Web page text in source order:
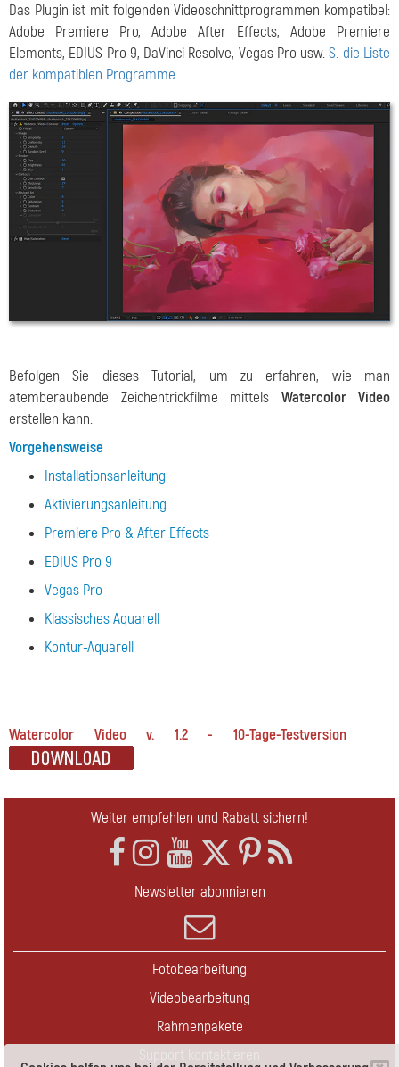
Das Plugin ist mit folgenden Videoschnittprogrammen kompatibel:
Adobe Premiere Pro, Adobe After Effects, Adobe Premiere
Elements, EDIUS Pro 9, DaVinci Resolve, Vegas Pro usw.S. die Liste
der kompatiblen Programme.
Befolgen Sie dieses Tutorial, um zu erfahren, wie man
atemberaubende Zeichentrickfilme mittels Watercolor Video
erstellen kann:
Vorgehensweise
Installationsanleitung
Aktivierungsanleitung
Premiere Pro & After Effects
EDIUS Pro 9
Vegas Pro
Klassisches Aquarell
Kontur-Aquarell
Watercolor Video v. 1.2 - 10-Tage-Testversion
Weiter empfehlen und Rabatt sichern!
Newsletter abonnieren
Fotobearbeitung
Videobearbeitung
Rahmenpakete